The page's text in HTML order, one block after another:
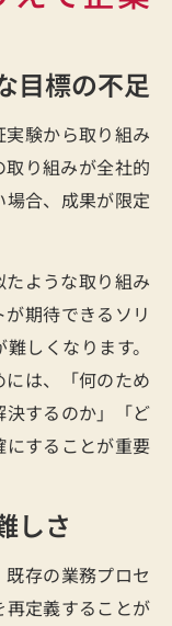
目標の不足
験から取り組み
り組みが全社的
合、成果が限定
ような取り組み
期待できるソリ
しくなります。
は、「何のため
決するのか」「ど
することが重要
しさ
存の業務プロセ
定義することが